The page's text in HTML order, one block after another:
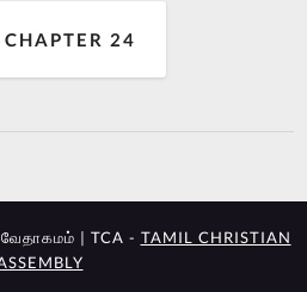
CHAPTER 24
| TCA - TAMIL CHRISTIAN